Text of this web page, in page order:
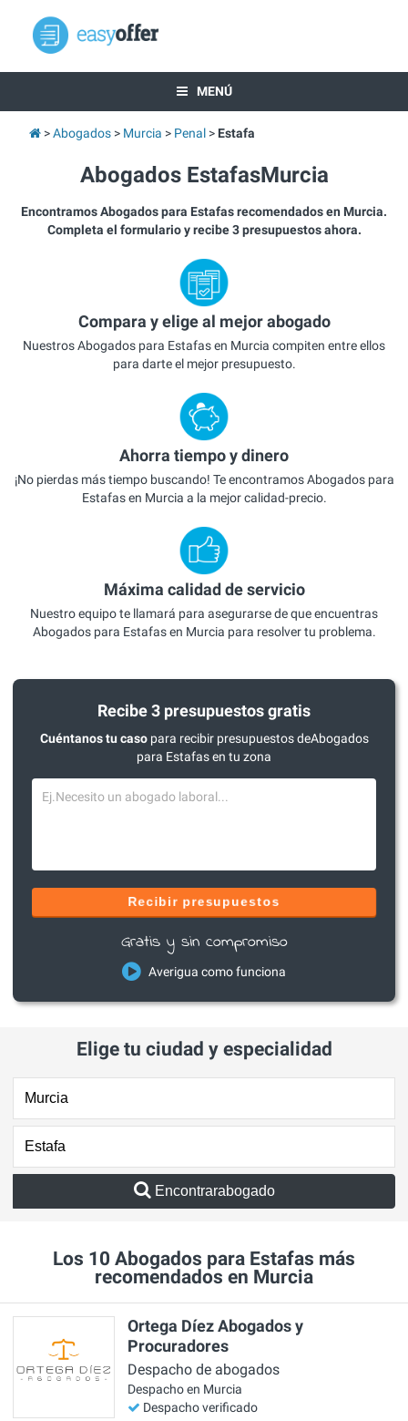
MENÚ
Abogados Murcia Penal Estafa
Abogados EstafasMurcia
Encontramos Abogados para Estafas recomendados en Murcia.
Completa el formulario y recibe 3 presupuestos ahora.
Compara y elige al mejor abogado
Nuestros Abogados para Estafas en Murcia compiten entre ellos
para darte el mejor presupuesto.
Ahorra tiempo y dinero
¡No pierdas más tiempo buscando! Te encontramos Abogados para
Estafas en Murcia a la mejor calidad-precio.
Máxima calidad de servicio
Nuestro equipo te llamará para asegurarse de que encuentras
Abogados para Estafas en Murcia para resolver tu problema.
Recibe 3 presupuestos gratis
Cuéntanos tu casopara recibir presupuestos deAbogados
para Estafas en tu zona
Recibir presupuestos
Gratis y sin compromiso
Averigua como funciona
Elige tu ciudad y especialidad
Encontrarabogado
Los 10 Abogados para Estafas más
recomendados en Murcia
Ortega Díez Abogados y
Procuradores
Despacho de abogados
Despacho en Murcia
Despacho verificado